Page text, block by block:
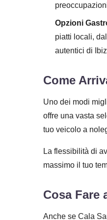
Opzioni
piatti locali,
autentici di
Come
Uno dei modi
offre una vasta
tuo veicolo a
La flessibilità di
massimo il tuo
Cosa Fare
Anche se Cala